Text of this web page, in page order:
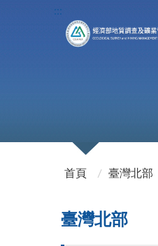
:::
首頁
臺灣北部
臺灣北部